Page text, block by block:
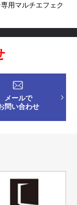
用マルチエフェク
メールで
問い合わせ